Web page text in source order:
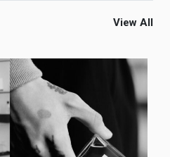
View All